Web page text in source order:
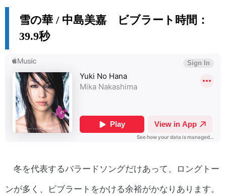
雪の華 / 中島美嘉 ビブラート時間：
39.9秒
冬を代表するバラードソングだけあって、ロングトー
ンが多く、ビブラートをかける余裕がかなりあります。